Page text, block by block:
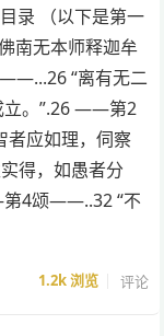
录 （以下是第一
南无本师释迦牟
“离有无二
立。”.26 ——第2
应如理，伺察
得，如愚者分
第4颂——..32 “不
1.2k浏览 评论